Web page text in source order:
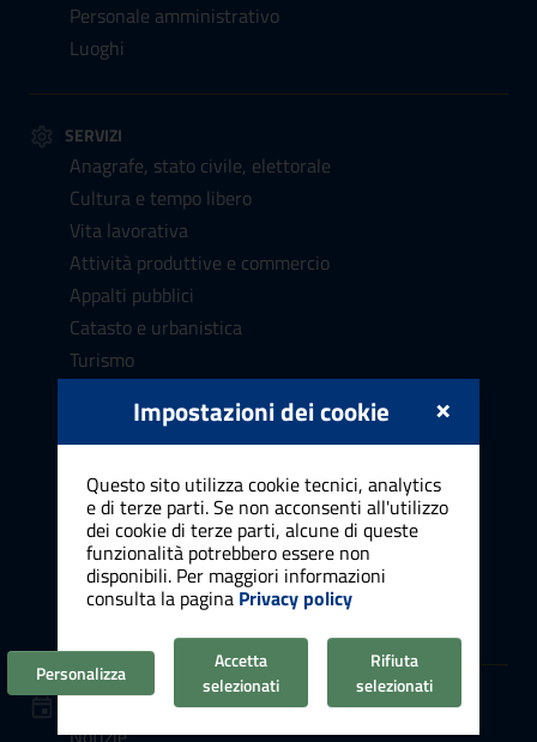
Personale amministrativo
Luoghi
SERVIZI
Anagrafe, stato civile, elettorale
Cultura e tempo libero
Vita lavorativa
Attività produttive e commercio
Appalti pubblici
Catasto e urbanistica
Turismo
Educazione e formazione
Tributi e finanze
Ambiente
Salute, benessere e assistenza
Autorizzazioni e concessioni
Notizie
×
Impostazioni dei cookie
Questo sito utilizza cookie tecnici, analytics
e di terze parti. Se non acconsenti all'utilizzo
dei cookie di terze parti, alcune di queste
funzionalità potrebbero essere non
disponibili. Per maggiori informazioni
consulta la pagina Privacy policy
Personalizza
Accetta
selezionati
Rifiuta
selezionati